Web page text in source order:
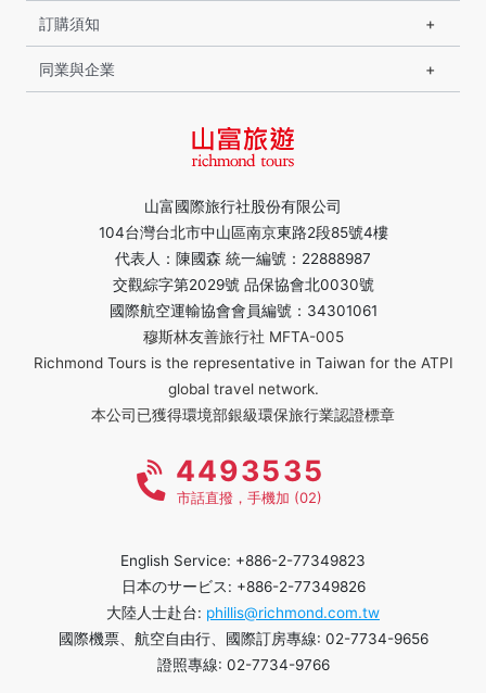
山富國際旅行社股份有限公司
104台灣台北市中山區南京東路2段85號4樓
代表人：陳國森 統一編號：22888987
交觀綜字第2029號 品保協會北0030號
國際航空運輸協會會員編號：34301061
穆斯林友善旅行社 MFTA-005
Richmond Tours is the representative in Taiwan for the ATPI
global travel network.
本公司已獲得環境部銀級環保旅行業認證標章
訂購須知
同業與企業
4493535
市話直撥，手機加 (02)
English Service: +886-2-77349823
日本のサービス: +886-2-77349826
大陸人士赴台: phillis@richmond.com.tw
國際機票、航空自由行、國際訂房專線: 02-7734-9656
證照專線: 02-7734-9766